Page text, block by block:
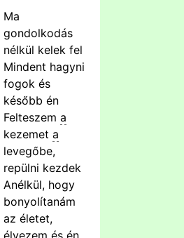
Ma
gondolkodás
nélkül kelek fel
Mindent hagyni
fogok és
később én
Felteszem a
kezemet a
levegőbe,
repülni kezdek
Anélkül, hogy
bonyolítanám
az életet,